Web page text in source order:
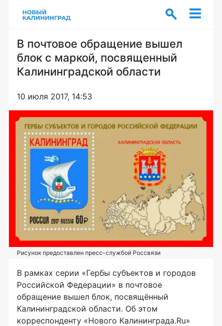
В почтовое обращение вышел
блок с маркой, посвященный
Калининградской области
10 июля 2017, 14:53
Рисунок предоставлен пресс-службой Россвязи
В рамках серии «Гербы субъектов и городов
Российской Федерации» в почтовое
обращение вышел блок, посвящённый
Калининградской области. Об этом
корреспонденту «Нового Калининграда.Ru»